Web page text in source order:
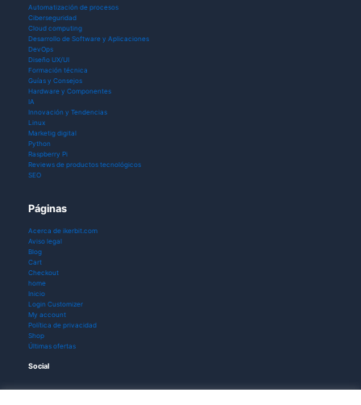
Automatización de procesos
Ciberseguridad
Cloud computing
Desarrollo de Software y Aplicaciones
DevOps
Diseño UX/UI
Formación técnica
Guías y Consejos
Hardware y Componentes
IA
Innovación y Tendencias
Linux
Marketig digital
Python
Raspberry Pi
Reviews de productos tecnológicos
SEO
Páginas
Acerca de ikerbit.com
Aviso legal
Blog
Cart
Checkout
home
Inicio
Login Customizer
My account
Política de privacidad
Shop
Últimas ofertas
Social